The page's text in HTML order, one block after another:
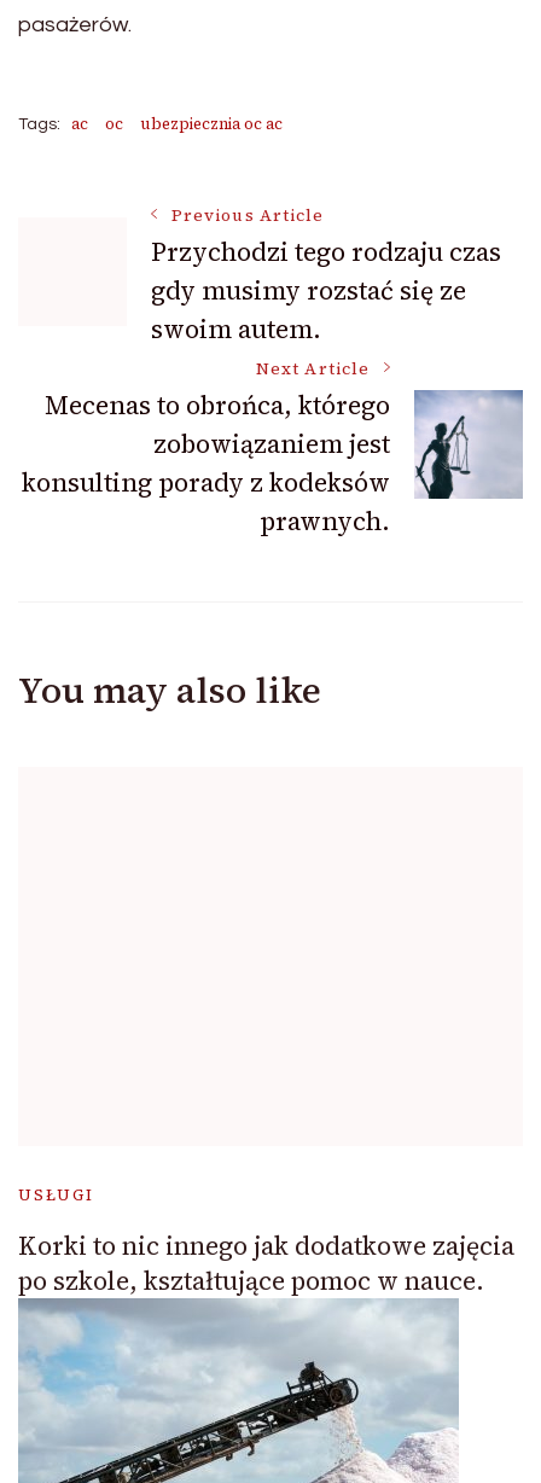
pasażerów.
Tags: ac oc ubezpiecznia oc ac
Navigation
Previous Article
Przychodzi tego rodzaju czas
gdy musimy rozstać się ze
swoim autem.
Next Article
Mecenas to obrońca, którego
zobowiązaniem jest
konsulting porady z kodeksów
prawnych.
You may also like
USŁUGI
Korki to nic innego jak dodatkowe zajęcia
po szkole, kształtujące pomoc w nauce.